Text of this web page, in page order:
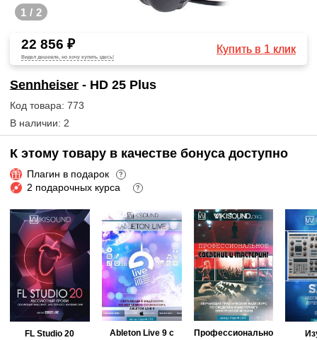
1 / 2
22 856 ₽
Видел дешевле, но хочу купить здесь!
Купить в 1 клик
Sennheiser - HD 25 Plus
Код товара: 773
В наличии: 2
К этому товару в качестве бонуса доступно
Плагин в подарок ?
2 подарочных курса ?
FL Studio 20
Ableton Live 9 с
Профессионально